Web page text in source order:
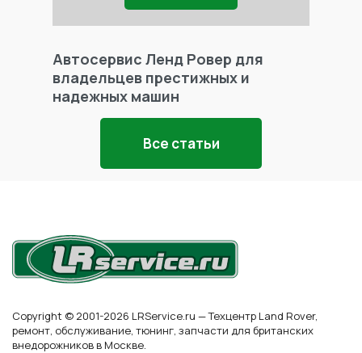
Автосервис Ленд Ровер для
владельцев престижных и
надежных машин
Все статьи
Copyright © 2001-2026 LRService.ru — Техцентр Land Rover,
ремонт, обслуживание, тюнинг, запчасти для британских
внедорожников в Москве.